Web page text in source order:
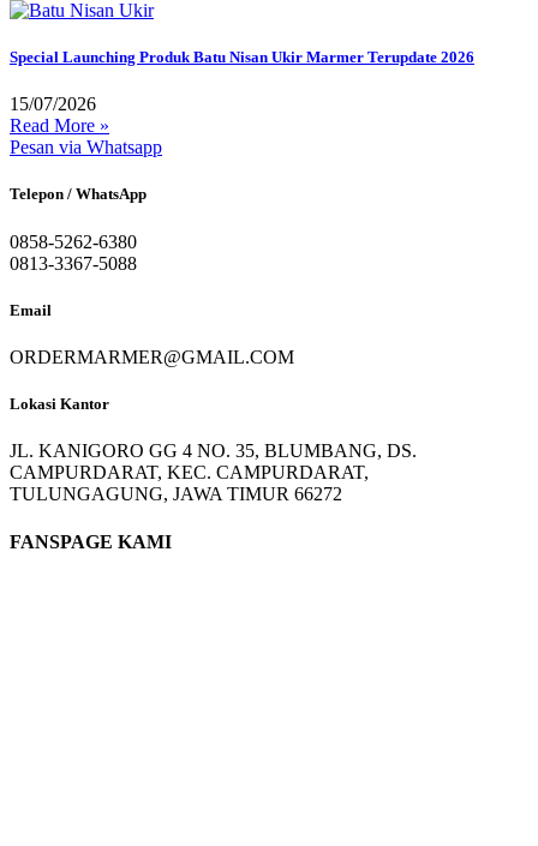
Special Launching Produk Batu Nisan Ukir Marmer Terupdate 2026
15/07/2026
Read More »
Pesan via Whatsapp
Telepon / WhatsApp
0858-5262-6380
0813-3367-5088
Email
ORDERMARMER@GMAIL.COM
Lokasi Kantor
JL. KANIGORO GG 4 NO. 35, BLUMBANG, DS.
CAMPURDARAT, KEC. CAMPURDARAT,
TULUNGAGUNG, JAWA TIMUR 66272
FANSPAGE KAMI